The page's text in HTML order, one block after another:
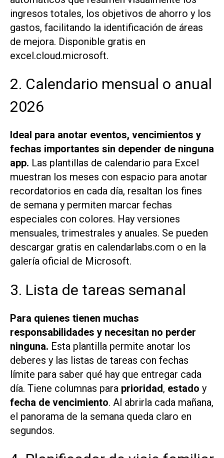
ingresos totales, los objetivos de ahorro y los
gastos, facilitando la identificación de áreas
de mejora. Disponible gratis en
excel.cloud.microsoft.
2. Calendario mensual o anual
2026
Ideal para anotar eventos, vencimientos y
fechas importantes sin depender de ninguna
app. Las plantillas de calendario para Excel
muestran los meses con espacio para anotar
recordatorios en cada día, resaltan los fines
de semana y permiten marcar fechas
especiales con colores. Hay versiones
mensuales, trimestrales y anuales. Se pueden
descargar gratis en calendarlabs.com o en la
galería oficial de Microsoft.
3. Lista de tareas semanal
Para quienes tienen muchas
responsabilidades y necesitan no perder
ninguna. Esta plantilla permite anotar los
deberes y las listas de tareas con fechas
límite para saber qué hay que entregar cada
día. Tiene columnas para prioridad, estado y
fecha de vencimiento. Al abrirla cada mañana,
el panorama de la semana queda claro en
segundos.